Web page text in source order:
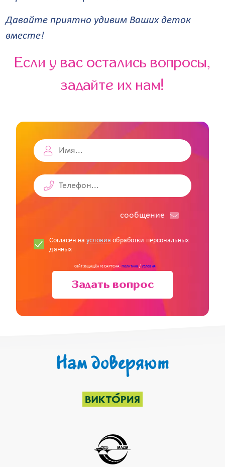
Давайте приятно удивим Ваших деток
вместе!
Если у вас остались вопросы,
задайте их нам!
cообщение
Согласен наусловия обработки персональных
данных
Сайт защищён reCAPTCHA.Политика/Условия
Задать вопрос
Нам доверяют